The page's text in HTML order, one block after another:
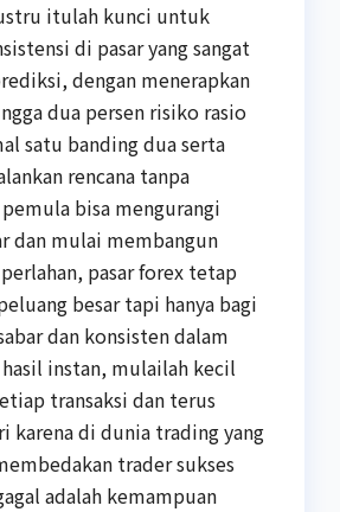
itulah kunci untuk
di pasar yang sangat
dengan menerapkan
dua persen risiko rasio
satu banding dua serta
rencana tanpa
bisa mengurangi
dan mulai membangun
pasar forex tetap
besar tapi hanya bagi
dan konsisten dalam
instan, mulailah kecil
transaksi dan terus
karena di dunia trading yang
trader sukses
adalah kemampuan